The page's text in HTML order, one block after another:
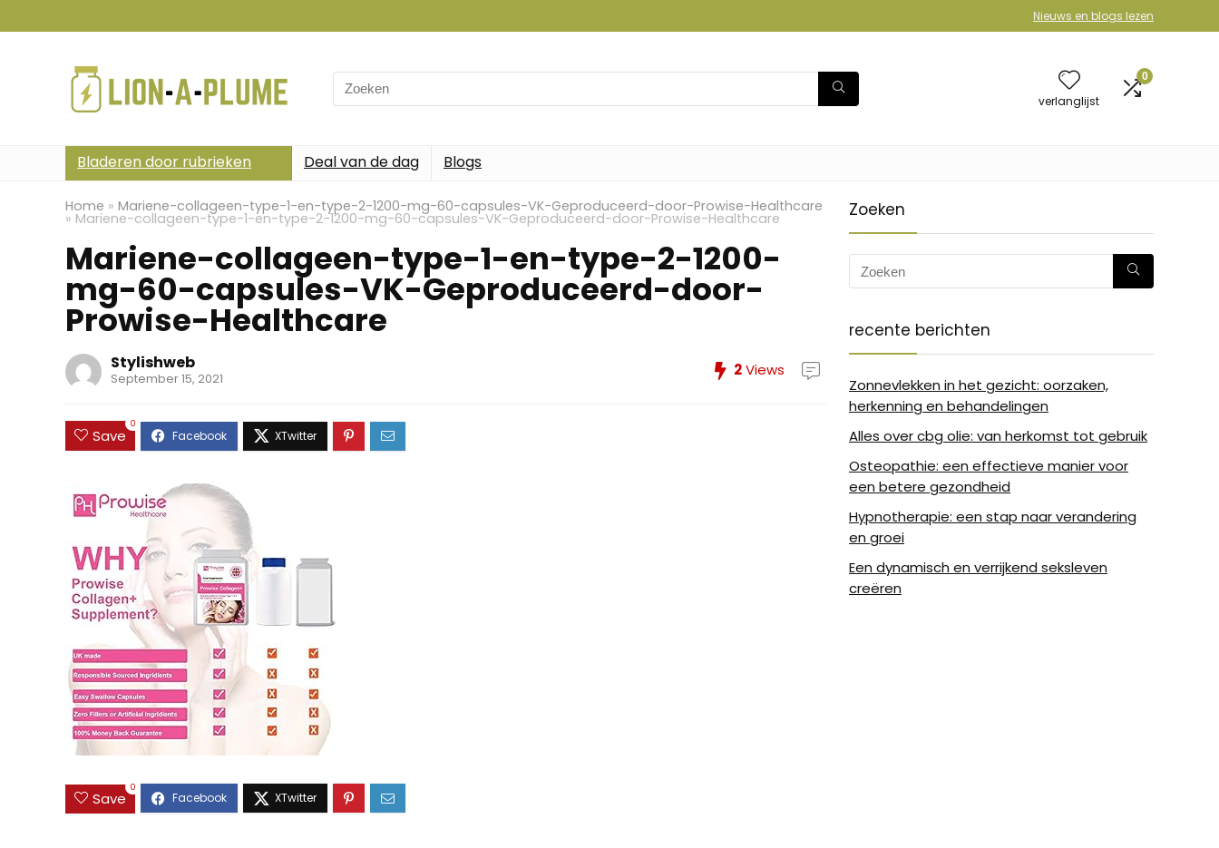
Nieuws en blogs lezen
Search
for:
verlanglijst
0
Bladeren door rubrieken Deal van de dag Blogs
Home » Mariene-collageen-type-1-en-type-2-1200-mg-60-capsules-VK-Geproduceerd-door-Prowise-Healthcare
» Mariene-collageen-type-1-en-type-2-1200-mg-60-capsules-VK-Geproduceerd-door-Prowise-Healthcare
Mariene-collageen-type-1-en-type-2-1200-
mg-60-capsules-VK-Geproduceerd-door-
Prowise-Healthcare
Stylishweb
September 15, 2021 2Views
Save
0
Save
0
Zoeken
recente berichten
Zonnevlekken in het gezicht: oorzaken,
herkenning en behandelingen
Alles over cbg olie: van herkomst tot gebruik
Osteopathie: een effectieve manier voor
een betere gezondheid
Hypnotherapie: een stap naar verandering
en groei
Een dynamisch en verrijkend seksleven
creëren